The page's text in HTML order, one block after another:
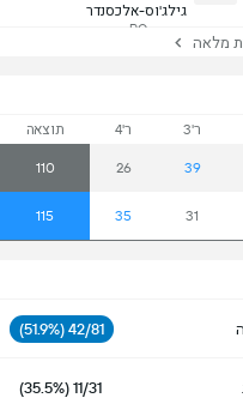
ר'3 ר'4 תוצאה
39
26
110
31
35
115
גילג'וס-אלכסנדר
PG
מלאה
42/81 (51.9%)
11/31 (35.5%)